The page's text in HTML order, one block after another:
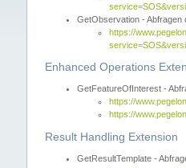
GetObservation - Abfragen
https://
Enhanced Operations
GetFeatureOfInterest -
https://
https://
Result Handling Extension
GetResultTemplate -